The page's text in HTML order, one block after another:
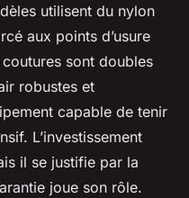
utilisent du nylon
aux points d’usure
sont doubles
robustes et
capable de tenir
L’investissement
il se justifie par la
joue son rôle.